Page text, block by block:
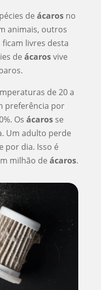
de ácarosno
animais, outros
livres desta
de ácarosvive
de 20 a
preferência por
Os ácarosse
Um adulto perde
por dia. Isso é
milhão de ácaros.